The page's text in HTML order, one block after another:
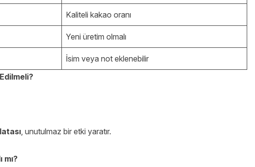
Kaliteli kakao oranı
Yeni üretim olmalı
İsim veya not eklenebilir
, unutulmaz bir etki yaratır.